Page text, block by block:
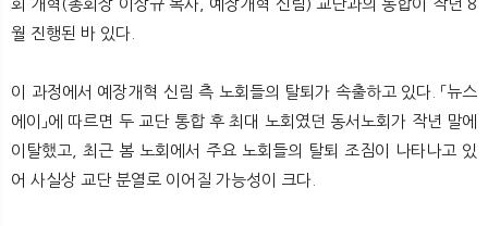
뉴 색
회 개혁(총회장 이상규 목사, 예장개혁 신림) 교단과의 통합이 작년 8
월 진행된 바 있다.
이 과정에서 예장개혁 신림 측 노회들의 탈퇴가 속출하고 있다. 「뉴스
에이」에 따르면 두 교단 통합 후 최대 노회였던 동서노회가 작년 말에
이탈했고, 최근 봄 노회에서 주요 노회들의 탈퇴 조짐이 나타나고 있
어 사실상 교단 분열로 이어질 가능성이 크다.